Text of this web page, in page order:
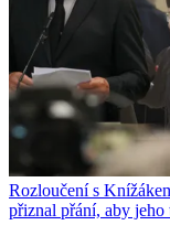
Rozloučení s
přiznal přání, aby